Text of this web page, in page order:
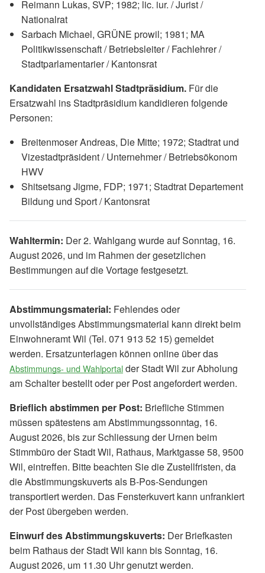
Reimann Lukas, SVP; 1982; lic. iur. / Jurist /
Nationalrat
Sarbach Michael, GRÜNE prowil; 1981; MA
Politikwissenschaft / Betriebsleiter / Fachlehrer /
Stadtparlamentarier / Kantonsrat
Kandidaten Ersatzwahl Stadtpräsidium. Für die
Ersatzwahl ins Stadtpräsidium kandidieren folgende
Personen:
Breitenmoser Andreas, Die Mitte; 1972; Stadtrat und
Vizestadtpräsident / Unternehmer / Betriebsökonom
HWV
Shitsetsang Jigme, FDP; 1971; Stadtrat Departement
Bildung und Sport / Kantonsrat
Wahltermin: Der 2. Wahlgang wurde auf Sonntag, 16.
August 2026, und im Rahmen der gesetzlichen
Bestimmungen auf die Vortage festgesetzt.
Abstimmungsmaterial: Fehlendes oder
unvollständiges Abstimmungsmaterial kann direkt beim
Einwohneramt Wil (Tel. 071 913 52 15) gemeldet
werden. Ersatzunterlagen können online über das
Abstimmungs- und Wahlportalder Stadt Wil zur Abholung
am Schalter bestellt oder per Post angefordert werden.
Brieflich abstimmen per Post: Briefliche Stimmen
müssen spätestens am Abstimmungssonntag, 16.
August 2026, bis zur Schliessung der Urnen beim
Stimmbüro der Stadt Wil, Rathaus, Marktgasse 58, 9500
Wil, eintreffen. Bitte beachten Sie die Zustellfristen, da
die Abstimmungskuverts als B-Pos-Sendungen
transportiert werden. Das Fensterkuvert kann unfrankiert
der Post übergeben werden.
Einwurf des Abstimmungskuverts: Der Briefkasten
beim Rathaus der Stadt Wil kann bis Sonntag, 16.
August 2026, um 11.30 Uhr genutzt werden.